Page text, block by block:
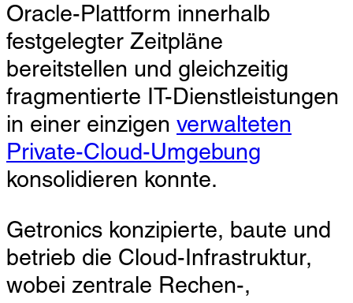
Oracle-Plattform innerhalb
festgelegter Zeitpläne
bereitstellen und gleichzeitig
fragmentierte IT-Dienstleistungen
in einer einzigen verwalteten
Private-Cloud-Umgebung
konsolidieren konnte.
Getronics konzipierte, baute und
betrieb die Cloud-Infrastruktur,
wobei zentrale Rechen-,